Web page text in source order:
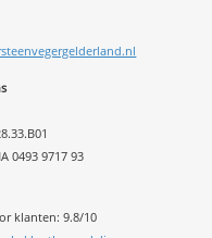
0493 9717 93
klanten:9.8/10